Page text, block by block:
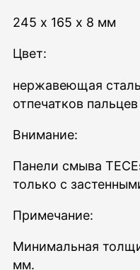
245 х 165 х 8 мм
Цвет:
нержавеющая
отпечатков пальцев
Внимание:
Панели смыва
только с
Примечание:
Минимальная
мм.